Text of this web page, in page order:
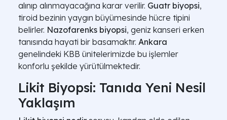
alınıp alınmayacağına karar verilir. Guatr biyopsi,
tiroid bezinin yaygın büyümesinde hücre tipini
belirler. Nazofarenks biyopsi, geniz kanseri erken
tanısında hayati bir basamaktır. Ankara
genelindeki KBB ünitelerimizde bu işlemler
konforlu şekilde yürütülmektedir.
Likit Biyopsi: Tanıda Yeni Nesil
Yaklaşım